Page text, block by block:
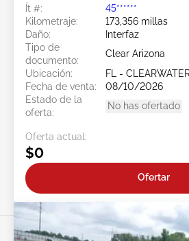
Ít #:
45******
Kilometraje:
173,356 millas
Daño:
Interfaz
Tipo de
documento:
Clear Arizona
Ubicación:
FL -
Fecha de venta:
08/10/2026
Estado de la
oferta:
No has ofertado
Oferta actual:
$0
Ofertar